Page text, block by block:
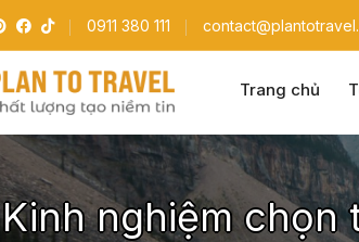
0911 380 111
Trang chủ
Kinh nghiệm chọn